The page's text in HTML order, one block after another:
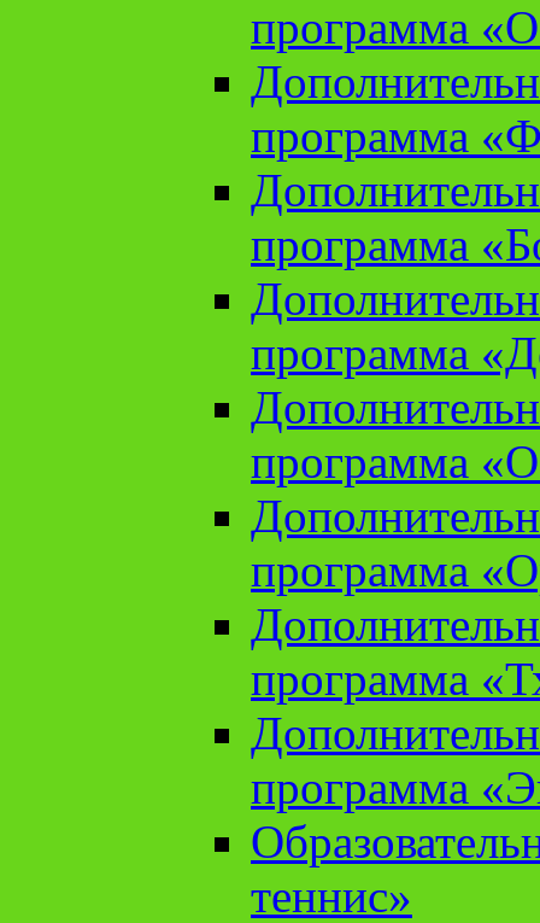
программа
программа
программа
программа
программа
программа
программа
программа
теннис»